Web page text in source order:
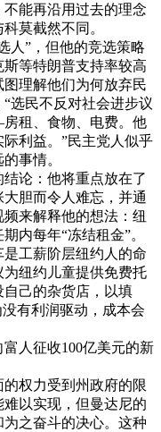
能再沿用过去的理念
莫截然不同。
人”，但他的竞选策略
等特朗普支持率较高
理解他们为何放弃民
选民不反对社会进步议
租、食物、电费。他
利益。”民主党人似乎
事情。
论：他将重点放在了
胆而令人难忘，并通
来解释他的想法：纽
内每年“冻结租金”。
工薪阶层纽约人的命
纽约儿童提供免费托
自己的杂货店，以填
有利润驱动，成本会
人征收100亿美元的新
权力受到州政府的限
以实现，但曼达尼的
之奋斗的决心。这种